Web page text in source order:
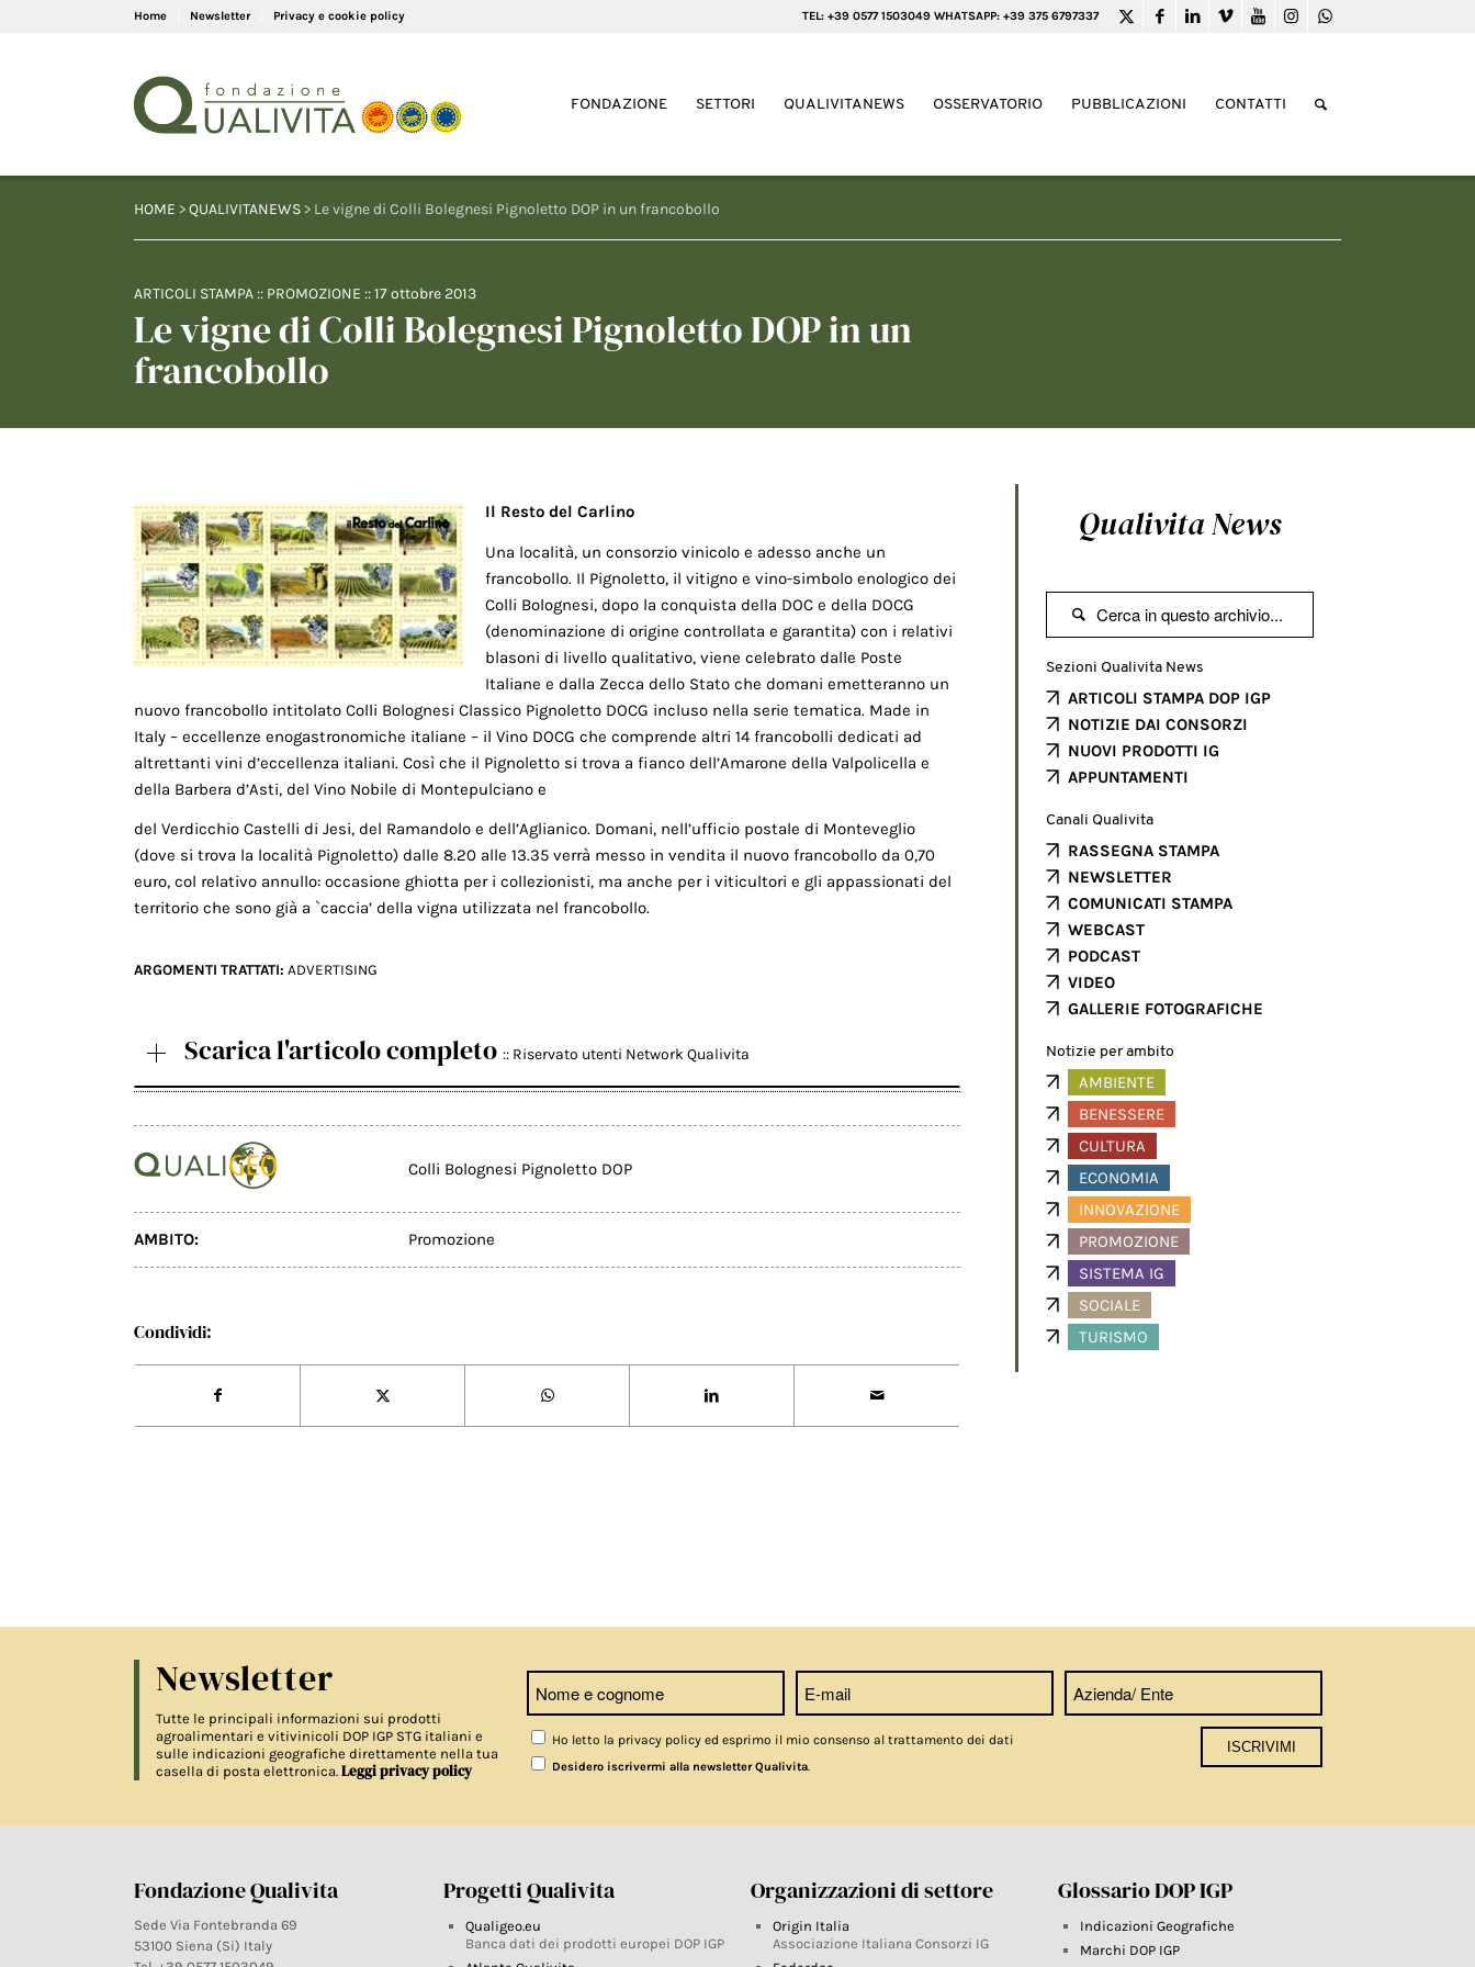
Home Newsletter Privacy e cookie policy TEL: +39 0577 1503049 WHATSAPP: +39 375 6797337
FONDAZIONE SETTORI QUALIVITANEWS OSSERVATORIO PUBBLICAZIONI CONTATTI
HOME >QUALIVITANEWS > Le vigne di Colli Bolegnesi Pignoletto DOP in un francobollo
ARTICOLI STAMPA :: PROMOZIONE ::17 ottobre 2013
Le vigne di Colli Bolegnesi Pignoletto DOP in un
francobollo
Il Resto del Carlino
Una località, un consorzio vinicolo e adesso anche un
francobollo. Il Pignoletto, il vitigno e vino-simbolo enologico dei
Colli Bolognesi, dopo la conquista della DOC e della DOCG
(denominazione di origine controllata e garantita) con i relativi
blasoni di livello qualitativo, viene celebrato dalle Poste
Italiane e dalla Zecca dello Stato che domani emetteranno un
nuovo francobollo intitolato Colli Bolognesi Classico Pignoletto DOCG incluso nella serie tematica. Made in
Italy – eccellenze enogastronomiche italiane – il Vino DOCG che comprende altri 14 francobolli dedicati ad
altrettanti vini d’eccellenza italiani. Così che il Pignoletto si trova a fianco dell’Amarone della Valpolicella e
della Barbera d’Asti, del Vino Nobile di Montepulciano e
del Verdicchio Castelli di Jesi, del Ramandolo e dell’Aglianico. Domani, nell’ufficio postale di Monteveglio
(dove si trova la località Pignoletto) dalle 8.20 alle 13.35 verrà messo in vendita il nuovo francobollo da 0,70
euro, col relativo annullo: occasione ghiotta per i collezionisti, ma anche per i viticultori e gli appassionati del
territorio che sono già a `caccia’ della vigna utilizzata nel francobollo.
ARGOMENTI TRATTATI: ADVERTISING
Scarica l'articolo completo :: Riservato utenti Network Qualivita
Colli Bolognesi Pignoletto DOP
AMBITO: Promozione
Condividi:
Qualivita News

Sezioni Qualivita News
ARTICOLI STAMPA DOP IGP
NOTIZIE DAI CONSORZI
NUOVI PRODOTTI IG
APPUNTAMENTI
Canali Qualivita
RASSEGNA STAMPA
NEWSLETTER
COMUNICATI STAMPA
WEBCAST
PODCAST
VIDEO
GALLERIE FOTOGRAFICHE
Notizie per ambito
AMBIENTE
BENESSERE
CULTURA
ECONOMIA
INNOVAZIONE
PROMOZIONE
SISTEMA IG
SOCIALE
TURISMO
Newsletter
Tutte le principali informazioni sui prodotti
agroalimentari e vitivinicoli DOP IGP STG italiani e
sulle indicazioni geografiche direttamente nella tua
casella di posta elettronica. Leggi privacy policy
Ho letto la privacy policy ed esprimo il mio consenso al trattamento dei dati
Desidero iscrivermi alla newsletter Qualivita.
Fondazione Qualivita
Sede Via Fontebranda 69
53100 Siena (Si) Italy
Progetti Qualivita
Qualigeo.eu
Banca dati dei prodotti europei DOP IGP
Organizzazioni di settore
Origin Italia
Associazione Italiana Consorzi IG
Glossario DOP IGP
Indicazioni Geografiche
Marchi DOP IGP